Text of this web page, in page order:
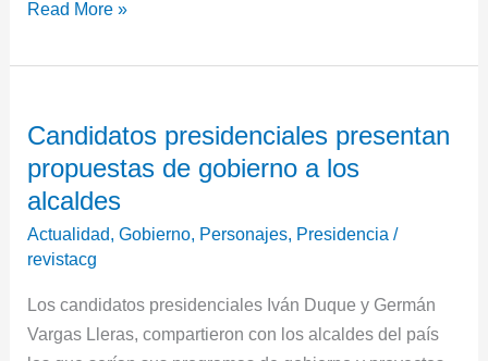
Read More »
Candidatos presidenciales presentan
propuestas de gobierno a los
alcaldes
Actualidad,Gobierno, Personajes, Presidencia /
revistacg
Los candidatos presidenciales Iván Duque y Germán
Vargas Lleras, compartieron con los alcaldes del país
presidenciales
presentan
propuestas
de
gobierno
los
alcaldes